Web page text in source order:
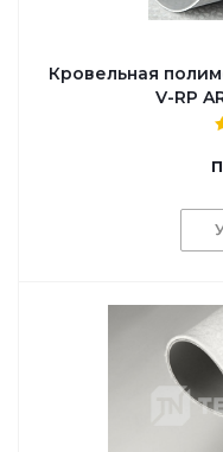
Кровельная
V-RP